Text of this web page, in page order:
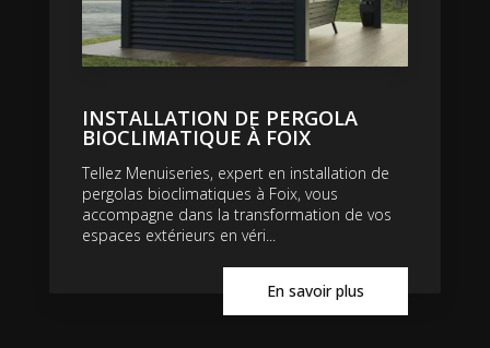
INSTALLATION DE PERGOLA
BIOCLIMATIQUE À FOIX
Tellez Menuiseries, expert en installation de
pergolas bioclimatiques à Foix, vous
accompagne dans la transformation de vos
espaces extérieurs en véri...
En savoir plus